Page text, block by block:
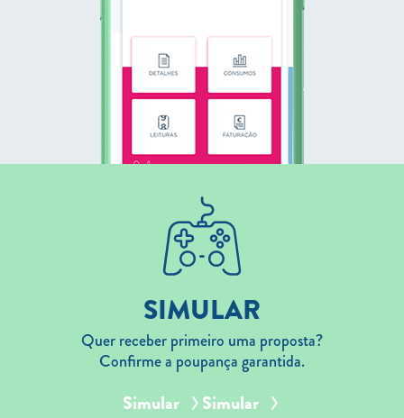
SIMULAR
Quer receber primeiro uma proposta?
Confirme a poupança garantida.
Simular Simular